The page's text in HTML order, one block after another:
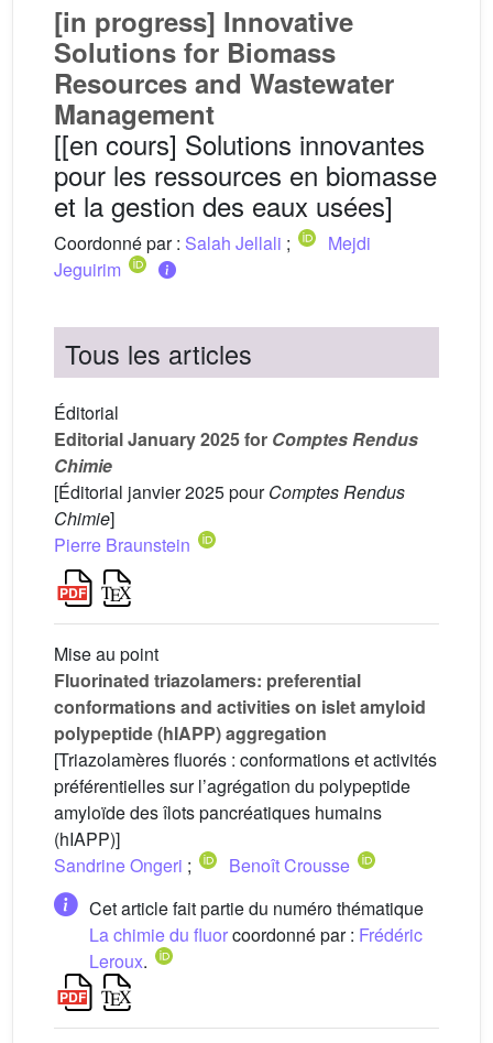
[in progress] Innovative
Solutions for Biomass
Resources and Wastewater
Management
[[en cours] Solutions innovantes
pour les ressources en biomasse
et la gestion des eaux usées]
Coordonné par : Salah Jellali ;
Mejdi
Jeguirim
Tous les articles
Éditorial
Editorial January 2025 for Comptes Rendus
Chimie
[Éditorial janvier 2025 pourComptes Rendus
Chimie]
Pierre Braunstein
Mise au point
Fluorinated triazolamers: preferential
conformations and activities on islet amyloid
polypeptide (hIAPP) aggregation
[Triazolamères fluorés : conformations et activités
préférentielles sur l’agrégation du polypeptide
amyloïde des îlots pancréatiques humains
(hIAPP)]
Sandrine Ongeri ;
Benoît Crousse
Cet article fait partie du numéro thématique
La chimie du fluorcoordonné par : Frédéric
Leroux.